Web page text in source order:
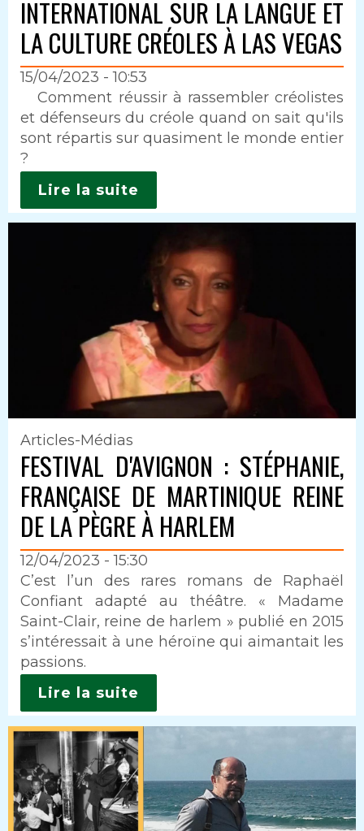
INTERNATIONAL SUR LA LANGUE ET
LA CULTURE CRÉOLES À LAS VEGAS
15/04/2023 - 10:53
Intro
Comment réussir à rassembler créolistes
et défenseurs du créole quand on sait qu'ils
sont répartis sur quasiment le monde entier
?
Lire la suite
Articles-Médias
FESTIVAL D'AVIGNON : STÉPHANIE,
FRANÇAISE DE MARTINIQUE REINE
DE LA PÈGRE À HARLEM
12/04/2023 - 15:30
Intro
C’est l’un des rares romans de Raphaël
Confiant adapté au théâtre. « Madame
Saint-Clair, reine de harlem » publié en 2015
s’intéressait à une héroïne qui aimantait les
passions.
Lire la suite